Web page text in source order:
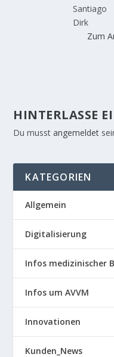
Santiago
Dirk
Zum
HINTERLASSE
Du musstangemeldet
KATEGORIEN
Allgemein
Digitalisierung
Infos medizinischer
Infos um AVVM
Innovationen
Kunden_News